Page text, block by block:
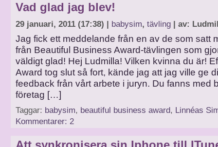
Vad glad jag blev!
29 januari, 2011 (17:38) | babysim, tävling | av:
Jag fick ett meddelande från en av de som satt
från Beautiful Business Award-tävlingen som
väldigt glad! Hej Ludmilla! Vilken kvinna du är!
Award tog slut så fort, kände jag att jag ville ge
feedback från vårt arbete i juryn. Du fanns med
företag […]
Taggar: babysim, beautiful business award, Linnéas
Kommentarer: 2